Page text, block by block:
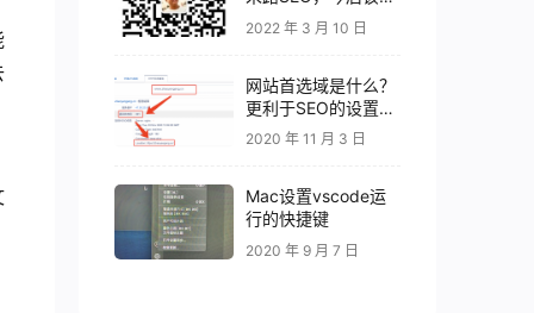
去何从？
2022 年 3 月 10 日
网站首选域是什么？
更利于SEO的设置要
素
2020 年 11 月 3 日
Mac设置vscode运
行的快捷键
2020 年 9 月 7 日